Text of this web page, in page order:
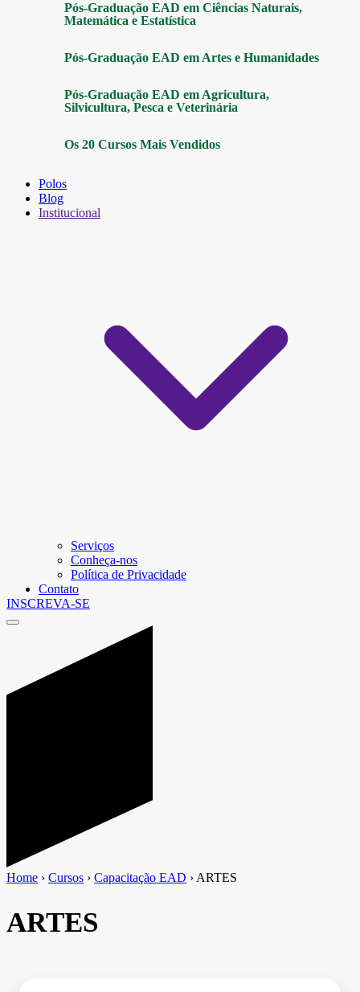
Pós-Graduação EAD em Ciências Naturais,
Matemática e Estatística
Pós-Graduação EAD em Artes e Humanidades
Pós-Graduação EAD em Agricultura,
Silvicultura, Pesca e Veterinária
Os 20 Cursos Mais Vendidos
Polos
Blog
Institucional
Serviços
Conheça-nos
Política de Privacidade
Contato
INSCREVA-SE
Home › Cursos › Capacitação EAD › ARTES
ARTES